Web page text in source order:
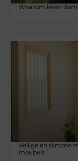
Waarom leren
Veilige en slimme
meubels